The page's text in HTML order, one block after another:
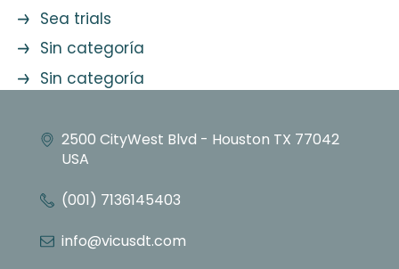
Sea trials
Sin categoría
Sin categoría
2500 CityWest Blvd - Houston TX 77042
USA
(001) 7136145403
info@vicusdt.com